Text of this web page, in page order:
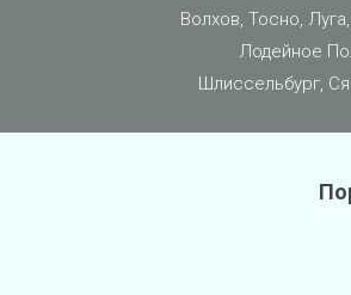
Волхов, Тосно,
Лодейное
Шлиссельбург,